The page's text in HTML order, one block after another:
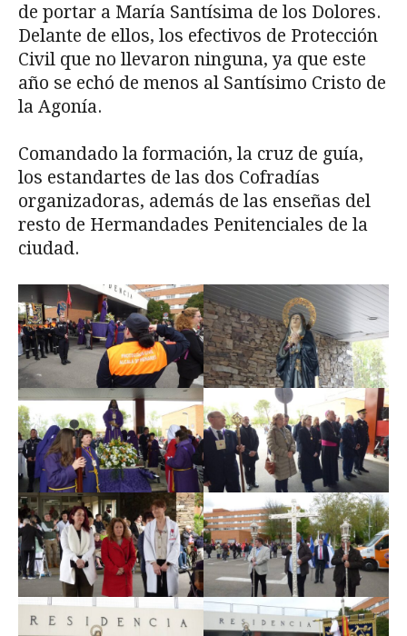
de portar a María Santísima de los Dolores.
Delante de ellos, los efectivos de Protección
Civil que no llevaron ninguna, ya que este
año se echó de menos al Santísimo Cristo de
la Agonía.
Comandado la formación, la cruz de guía,
los estandartes de las dos Cofradías
organizadoras, además de las enseñas del
resto de Hermandades Penitenciales de la
ciudad.